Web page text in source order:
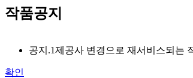
작품공지
공지.1제공사 변경으로 재서비스되는
확인